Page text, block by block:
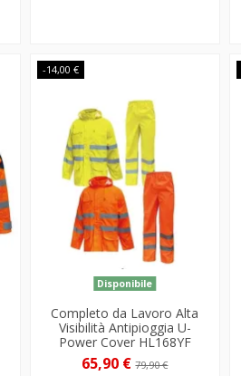
-14,00 €
Disponibile
Completo da Lavoro Alta
Visibilità Antipioggia U-
Power Cover HL168YF
65,90 €79,90 €